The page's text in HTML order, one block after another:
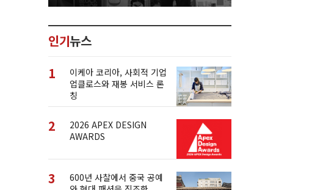
인기뉴스
1
이케아 코리아, 사회적 기업
업클로스와 재봉 서비스 론
칭
2
2026 APEX DESIGN
AWARDS
3
600년 사찰에서 중국 공예